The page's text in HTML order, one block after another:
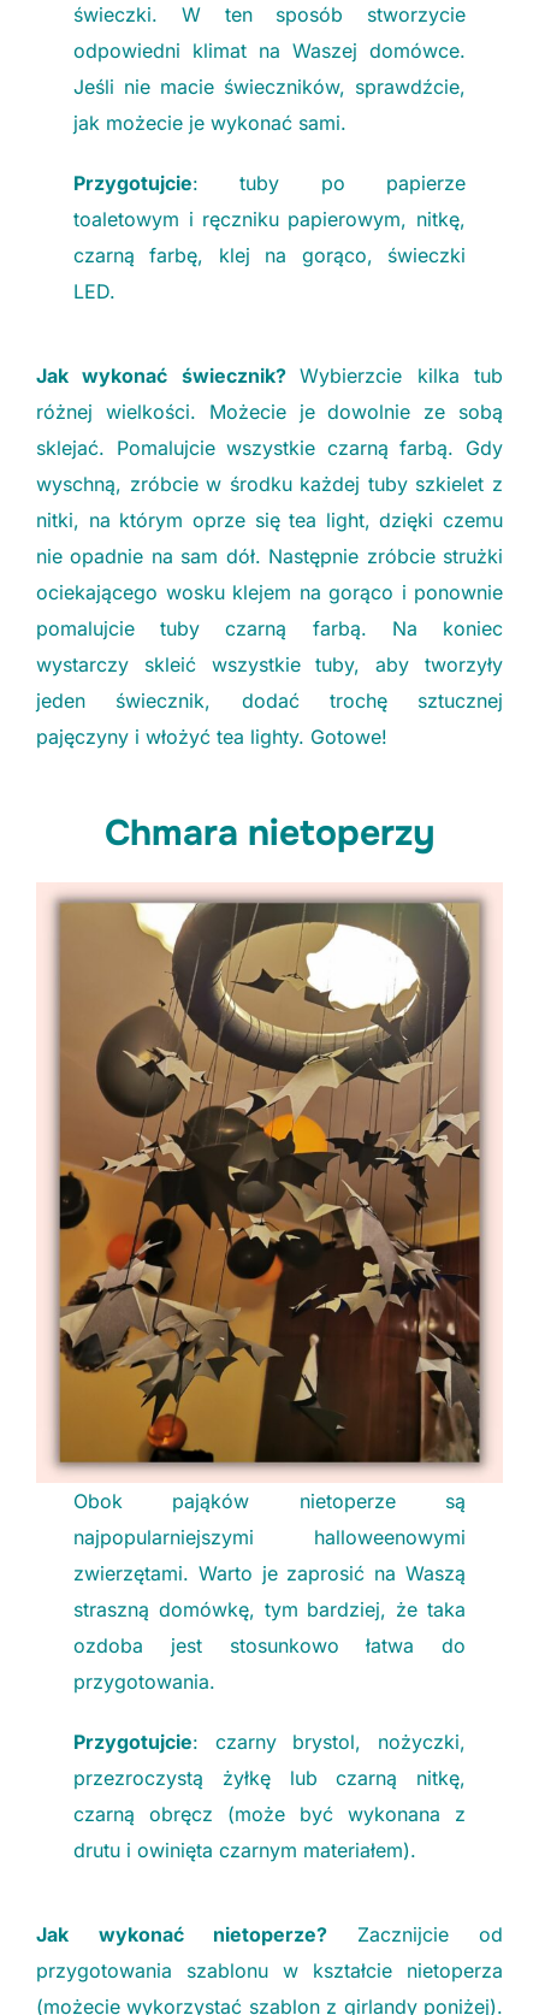
świeczki. W ten sposób stworzycie
odpowiedni klimat na Waszej domówce.
Jeśli nie macie świeczników, sprawdźcie,
jak możecie je wykonać sami.
Przygotujcie: tuby po papierze
toaletowym i ręczniku papierowym, nitkę,
czarną farbę, klej na gorąco, świeczki
LED.
Jak wykonać świecznik?Wybierzcie kilka tub
różnej wielkości. Możecie je dowolnie ze sobą
sklejać. Pomalujcie wszystkie czarną farbą. Gdy
wyschną, zróbcie w środku każdej tuby szkielet z
nitki, na którym oprze się tea light, dzięki czemu
nie opadnie na sam dół. Następnie zróbcie strużki
ociekającego wosku klejem na gorąco i ponownie
pomalujcie tuby czarną farbą. Na koniec
wystarczy skleić wszystkie tuby, aby tworzyły
jeden świecznik, dodać trochę sztucznej
pajęczyny i włożyć tea lighty. Gotowe!
Chmara nietoperzy
Obok pająków nietoperze są
najpopularniejszymi halloweenowymi
zwierzętami. Warto je zaprosić na Waszą
straszną domówkę, tym bardziej, że taka
ozdoba jest stosunkowo łatwa do
przygotowania.
Przygotujcie: czarny brystol, nożyczki,
przezroczystą żyłkę lub czarną nitkę,
czarną obręcz (może być wykonana z
drutu i owinięta czarnym materiałem).
Jak wykonać nietoperze? Zacznijcie od
przygotowania szablonu w kształcie nietoperza
(możecie wykorzystać szablon z girlandy poniżej).